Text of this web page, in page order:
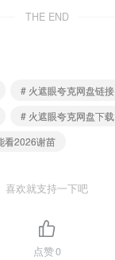
THE END
# 火遮眼夸克网盘链接
# 火遮眼夸克网盘下载
看2026谢苗
喜欢就支持一下吧
点赞0